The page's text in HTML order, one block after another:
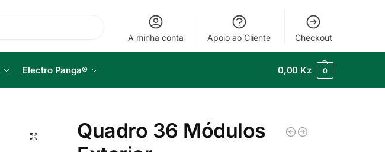
A minha conta Apoio ao Cliente Checkout
Electro Panga® 0,00 Kz 0
Quadro 36 Módulos